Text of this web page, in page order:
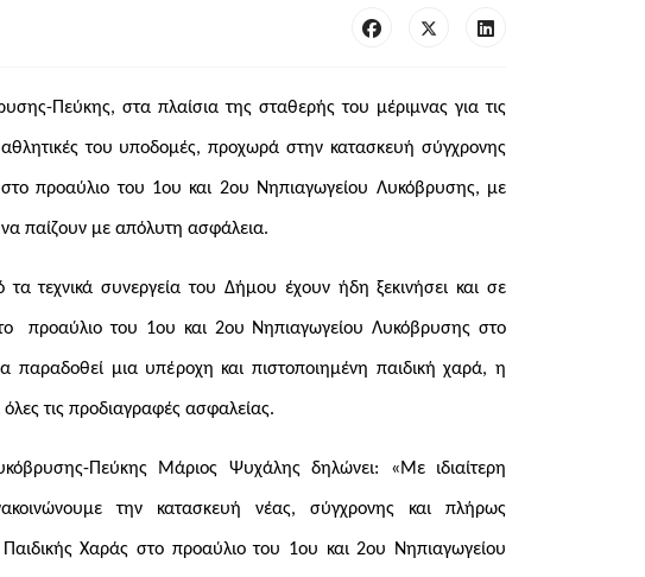
Πεύκης, στα πλαίσια της σταθερής του μέριμνας για τις
αθλητικές του υποδομές, προχωρά στην κατασκευή σύγχρονης
στο προαύλιο του 1ου και 2ου Νηπιαγωγείου Λυκόβρυσης, με
παίζουν με απόλυτη ασφάλεια.
τα τεχνικά συνεργεία του Δήμου έχουν ήδη ξεκινήσει και σε
προαύλιο του 1ου και 2ου Νηπιαγωγείου Λυκόβρυσης στο
παραδοθεί μια υπέροχη και πιστοποιημένη παιδική χαρά, η
τις προδιαγραφές ασφαλείας.
Πεύκης Μάριος Ψυχάλης δηλώνει: «Με ιδιαίτερη
την κατασκευή νέας, σύγχρονης και πλήρως
Παιδικής Χαράς στο προαύλιο του 1ου και 2ου Νηπιαγωγείου